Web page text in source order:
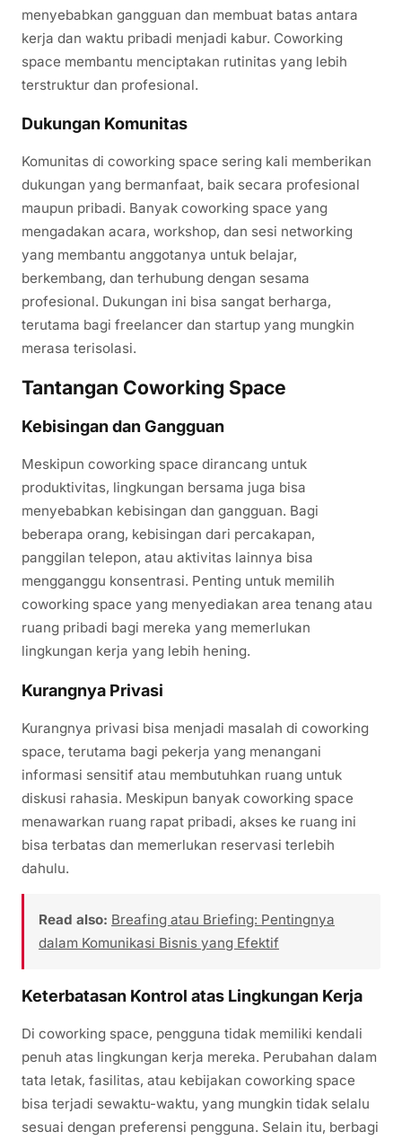
menyebabkan gangguan dan membuat batas antara
kerja dan waktu pribadi menjadi kabur. Coworking
space membantu menciptakan rutinitas yang lebih
terstruktur dan profesional.
Dukungan Komunitas
Komunitas di coworking space sering kali memberikan
dukungan yang bermanfaat, baik secara profesional
maupun pribadi. Banyak coworking space yang
mengadakan acara, workshop, dan sesi networking
yang membantu anggotanya untuk belajar,
berkembang, dan terhubung dengan sesama
profesional. Dukungan ini bisa sangat berharga,
terutama bagi freelancer dan startup yang mungkin
merasa terisolasi.
Tantangan Coworking Space
Kebisingan dan Gangguan
Meskipun coworking space dirancang untuk
produktivitas, lingkungan bersama juga bisa
menyebabkan kebisingan dan gangguan. Bagi
beberapa orang, kebisingan dari percakapan,
panggilan telepon, atau aktivitas lainnya bisa
mengganggu konsentrasi. Penting untuk memilih
coworking space yang menyediakan area tenang atau
ruang pribadi bagi mereka yang memerlukan
lingkungan kerja yang lebih hening.
Kurangnya Privasi
Kurangnya privasi bisa menjadi masalah di coworking
space, terutama bagi pekerja yang menangani
informasi sensitif atau membutuhkan ruang untuk
diskusi rahasia. Meskipun banyak coworking space
menawarkan ruang rapat pribadi, akses ke ruang ini
bisa terbatas dan memerlukan reservasi terlebih
dahulu.
Read also: Breafing atau Briefing: Pentingnya
dalam Komunikasi Bisnis yang Efektif
Keterbatasan Kontrol atas Lingkungan Kerja
Di coworking space, pengguna tidak memiliki kendali
penuh atas lingkungan kerja mereka. Perubahan dalam
tata letak, fasilitas, atau kebijakan coworking space
bisa terjadi sewaktu-waktu, yang mungkin tidak selalu
sesuai dengan preferensi pengguna. Selain itu, berbagi